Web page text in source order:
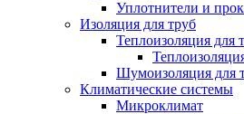
Уплотнители и
Изоляция для труб
Теплоизоляция для
Шумоизоляция для
Климатические системы
Микроклимат